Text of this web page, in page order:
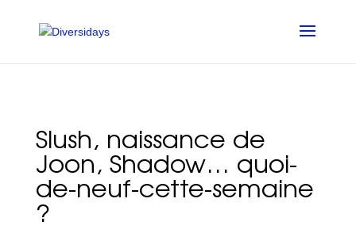
principal
Slush, naissance de
Joon, Shadow… quoi-
de-neuf-cette-semaine
?